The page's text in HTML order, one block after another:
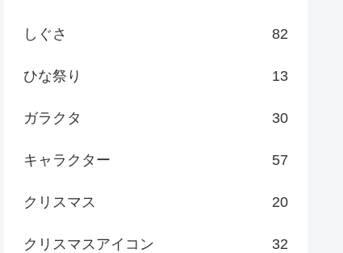
しぐさ 82
ひな祭り 13
ガラクタ 30
キャラクター 57
クリスマス 20
クリスマスアイコン 32